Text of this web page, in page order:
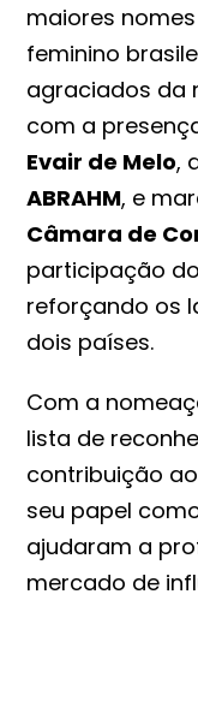
maiores
feminino
agraciados da
com a
Evair de Melo,
ABRAHM, e
Câmara de
participação do
reforçando os
dois países.
Com a
lista de
contribuição
seu papel
ajudaram a
mercado de